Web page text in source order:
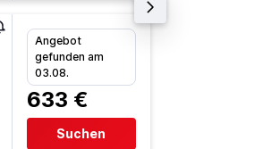
Angebot
gefunden am
03.08.
633 €
Suchen